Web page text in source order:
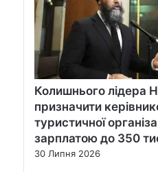
Колишнього лідера
призначити
туристичної
зарплатою до 350
30 Липня 2026